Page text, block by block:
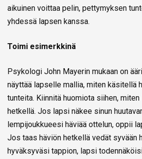
aikuinen voittaa pelin, pettymyksen
yhdessä lapsen kanssa.
Toimi esimerkkinä
Psykologi John Mayerin mukaan on
näyttää lapselle mallia, miten käsitellä
tunteita. Kiinnitä huomiota siihen,
hetkellä. Jos lapsi näkee sinun
lempijoukkueesi häviää ottelun, oppii
Jos taas häviön hetkellä vedät syvään
hyväksyväsi tappion, lapsi